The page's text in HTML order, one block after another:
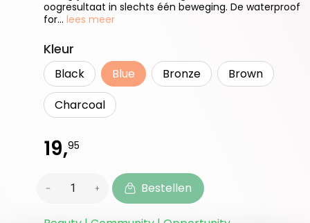
oogresultaat in slechts één beweging. De waterproof
for... lees meer
Selecteer
Kleur
Black Blue Bronze
Brown
Charcoal
19,95
Bestellen